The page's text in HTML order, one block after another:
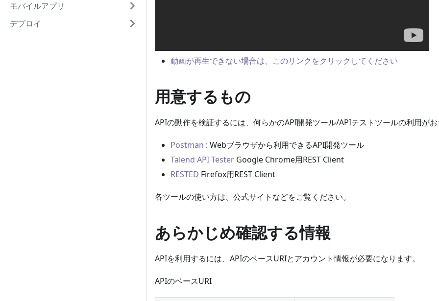
モバイルアプリ
デプロイ
動画が再生できない場合は、このリンクをクリックしてください
用意するもの
APIの動作を検証するには、何らかのAPI開発ツール/APIテストツールの利用がお
Postman : Webブラウザから利用できるAPI開発ツール
Talend API Tester Google Chrome用REST Client
RESTED Firefox用REST Client
各ツールの使い方は、公式サイトなどをご覧ください。
あらかじめ確認する情報
APIを利用するには、APIのベースURIとアカウント情報が必要になります。
APIのベースURI